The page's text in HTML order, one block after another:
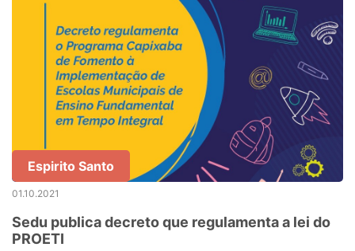
Espirito Santo
01.10.2021
Sedu publica decreto que regulamenta a lei do
PROETI